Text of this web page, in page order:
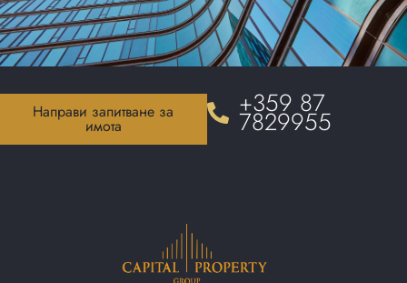
Направи запитване за
имота
+359 87
7829955